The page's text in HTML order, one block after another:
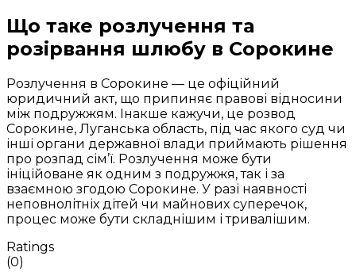
Що таке розлучення та
розірвання шлюбу в Сорокине
Розлучення в Сорокине — це офіційний
юридичний акт, що припиняє правові відносини
між подружжям. Інакше кажучи, це розвод
Сорокине, Луганська область, під час якого суд чи
інші органи державної влади приймають рішення
про розпад сім’ї. Розлучення може бути
ініційоване як одним з подружжя, так і за
взаємною згодою Сорокине. У разі наявності
неповнолітніх дітей чи майнових суперечок,
процес може бути складнішим і тривалішим.
Ratings
(0)